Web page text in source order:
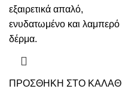
εξαιρετικά απαλό,
ενυδατωμένο και λαμπερό
δέρμα.
ΠΡΟΣΘΗΚΗ ΣΤΟ ΚΑΛΑΘΙ